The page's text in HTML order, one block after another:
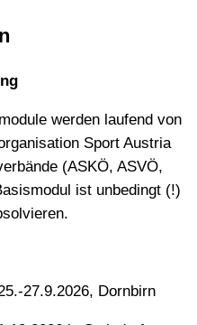
werden laufend von
Sport Austria
(ASKÖ, ASVÖ,
ist unbedingt (!)
27.9.2026, Dornbirn